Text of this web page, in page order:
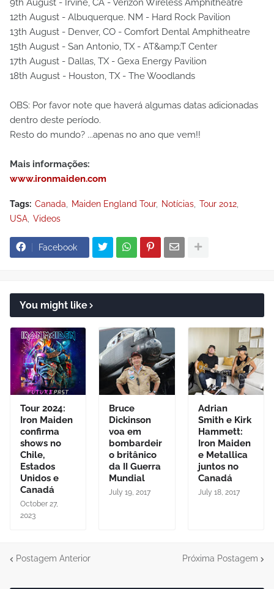
9th August - Irvine, CA - Verizon Wireless Amphitheatre
12th August - Albuquerque. NM - Hard Rock Pavilion
13th August - Denver, CO - Comfort Dental Amphitheatre
15th August - San Antonio, TX - AT&amp;T Center
17th August - Dallas, TX - Gexa Energy Pavilion
18th August - Houston, TX - The Woodlands
OBS: Por favor note que haverá algumas datas adicionadas
dentro deste período.
Resto do mundo? ...apenas no ano que vem!!
Mais informações:
www.ironmaiden.com
Tags: Canada Maiden England Tour Notícias Tour 2012
USA Videos
Facebook
You might like
Tour 2024:
Iron Maiden
confirma
shows no
Chile,
Estados
Unidos e
Canadá
October 27,
2023
Bruce
Dickinson
voa em
bombardeir
o britânico
da II Guerra
Mundial
July 19, 2017
Adrian
Smith e Kirk
Hammett:
Iron Maiden
e Metallica
juntos no
Canadá
July 18, 2017
Postagem Anterior Próxima Postagem